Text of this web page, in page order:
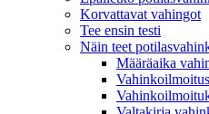
Korvattavat vahingot
Tee ensin testi
Näin teet
Määräaika